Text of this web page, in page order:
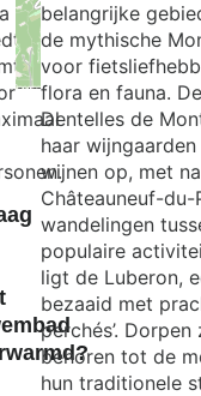
Exit map
belangrijke
de mythische
voor
flora en fauna.
Dentelles de
haar
wijnen op, met
Châteauneuf-du-
wandelingen
populaire
ligt de Luberon,
bezaaid met
perchés’.
behoren tot de
hun traditionele